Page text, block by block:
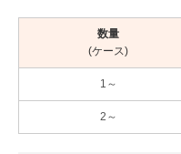
数量
(ケース)
1～
2～